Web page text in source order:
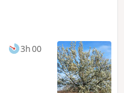
3h 00